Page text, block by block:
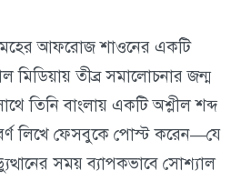
আফরোজ শাওনের একটি
তীব্র সমালোচনার জন্ম
তিনি বাংলায় একটি অশ্লীল শব্দ
লিখে ফেসবুকে পোস্ট করেন—যে
সময় ব্যাপকভাবে সোশ্যাল